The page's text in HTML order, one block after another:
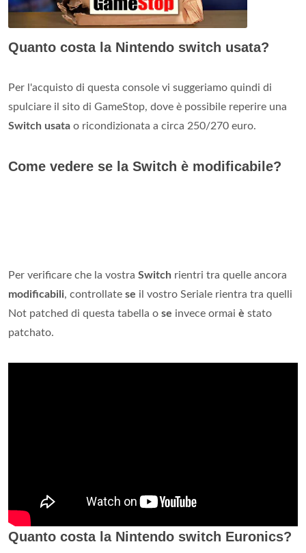
Quanto costa la Nintendo switch usata?
Per l'acquisto di questa console vi suggeriamo quindi di
spulciare il sito di GameStop, dove è possibile reperire una
Switch usata o ricondizionata a circa 250/270 euro.
Come vedere se la Switch è modificabile?
Per verificare che la vostra Switch rientri tra quelle ancora
modificabili, controllate se il vostro Seriale rientra tra quelli
Not patched di questa tabella o se invece ormai è stato
patchato.
Quanto costa la Nintendo switch Euronics?